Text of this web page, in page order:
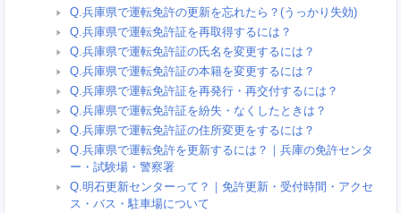
Q.兵庫県で運転免許の更新を忘れたら？(うっかり失効)
Q.兵庫県で運転免許証を再取得するには？
Q.兵庫県で運転免許証の氏名を変更するには？
Q.兵庫県で運転免許証の本籍を変更するには？
Q.兵庫県で運転免許証を再発行・再交付するには？
Q.兵庫県で運転免許証を紛失・なくしたときは？
Q.兵庫県で運転免許証の住所変更をするには？
Q.兵庫県で運転免許を更新するには？｜兵庫の免許センタ
ー・試験場・警察署
Q.明石更新センターって？｜免許更新・受付時間・アクセ
ス・バス・駐車場について